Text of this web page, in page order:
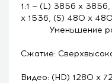
1:1 — (L) 3856 x
x 1536, (S) 480 x 480
Уменьшение
Сжатие:
Видео: (HD) 1280 x